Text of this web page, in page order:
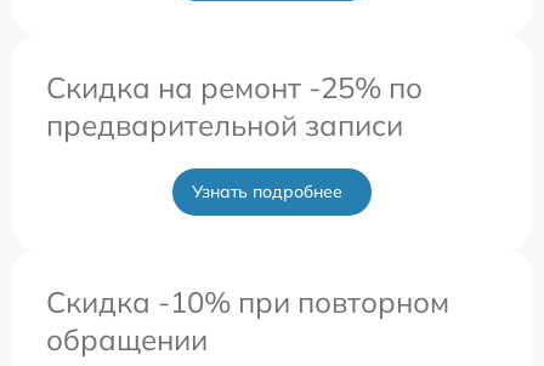
Скидка на ремонт -25% по
предварительной записи
Узнать подробнее
Скидка -10% при повторном
обращении